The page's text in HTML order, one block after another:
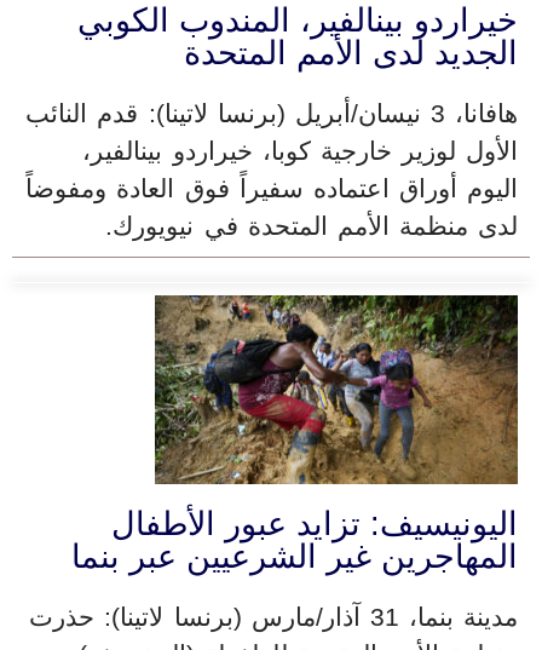
خيراردو بينالفير، المندوب الكوبي
الجديد لدى الأمم المتحدة
هافانا، 3 نيسان/أبريل (برنسا لاتينا): قدم النائب
الأول لوزير خارجية كوبا، خيراردو بينالفير،
اليوم أوراق اعتماده سفيراً فوق العادة ومفوضاً
لدى منظمة الأمم المتحدة في نيويورك.
اليونيسيف: تزايد عبور الأطفال
المهاجرين غير الشرعيين عبر بنما
مدينة بنما، 31 آذار/مارس (برنسا لاتينا): حذرت